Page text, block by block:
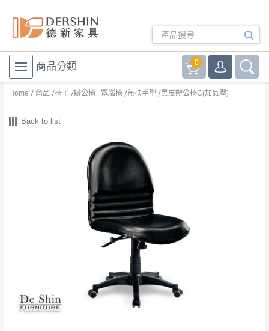
商品分類 0
Home 商品 椅子 辦公椅 | 電腦椅 無扶手型 黑皮辦公椅C(加氣壓)
Back to list